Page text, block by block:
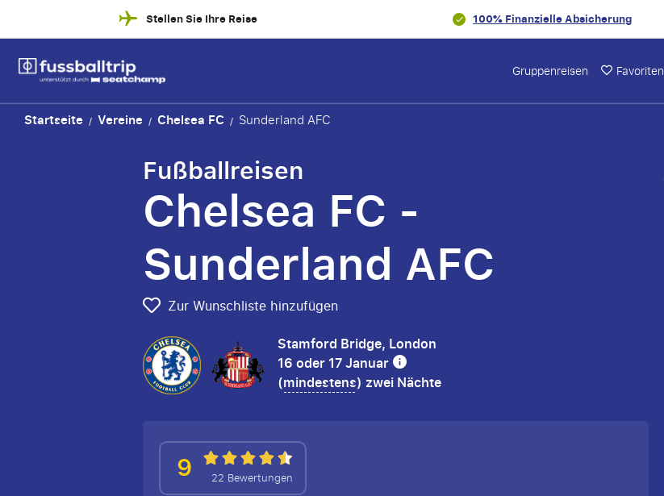
Stellen Sie Ihre Reise 100% Finanzielle Absicherung
Gruppenreisen Favoriten
Startseite / Vereine / Chelsea FC / Sunderland AFC
Fußballreisen
Chelsea FC -
Sunderland AFC
Zur Wunschliste hinzufügen
Stamford Bridge, London
16 oder 17 Januar
(mindestens) zwei Nächte
9 22 Bewertungen